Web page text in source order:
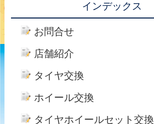
インデックス
お問合せ
店舗紹介
タイヤ交換
ホイール交換
タイヤホイールセット交換